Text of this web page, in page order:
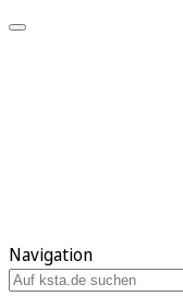
Navigation